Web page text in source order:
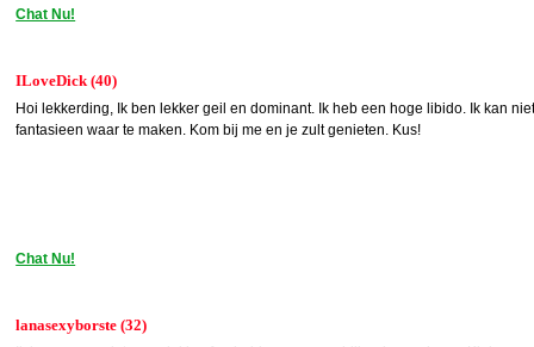
Chat Nu!
ILoveDick (40)
Hoi lekkerding, Ik ben lekker geil en dominant. Ik heb een hoge libido. Ik kan
fantasieen waar te maken. Kom bij me en je zult genieten. Kus!
Chat Nu!
lanasexyborste (32)